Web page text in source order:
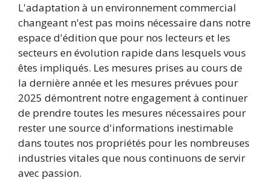
L'adaptation à un environnement commercial
changeant n'est pas moins nécessaire dans notre
espace d'édition que pour nos lecteurs et les
secteurs en évolution rapide dans lesquels vous
êtes impliqués. Les mesures prises au cours de
la dernière année et les mesures prévues pour
2025 démontrent notre engagement à continuer
de prendre toutes les mesures nécessaires pour
rester une source d'informations inestimable
dans toutes nos propriétés pour les nombreuses
industries vitales que nous continuons de servir
avec passion.